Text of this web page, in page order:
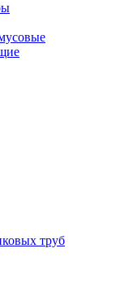
труб